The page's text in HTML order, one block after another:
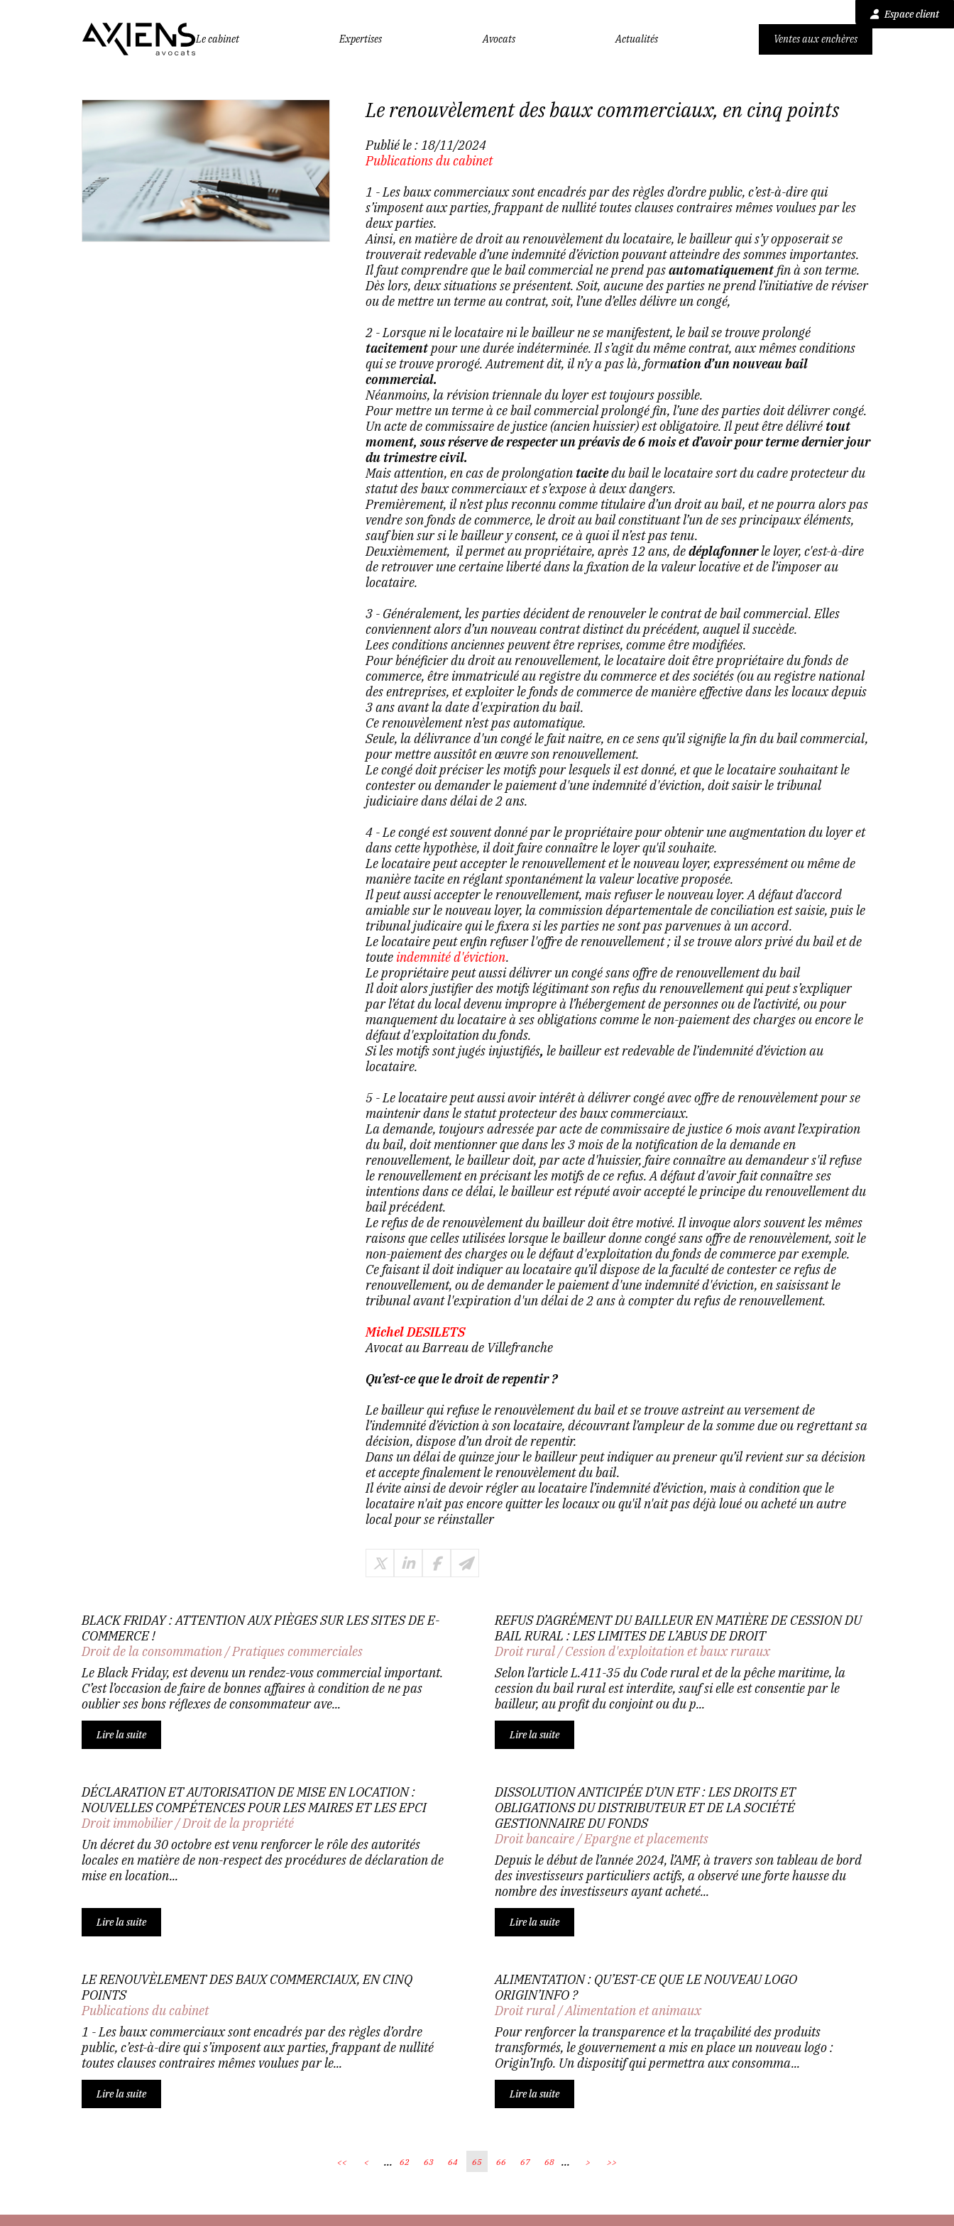
Espace client
Le cabinet
Expertises Avocats Actualités Ventes aux enchères
Le renouvèlement des baux commerciaux, en cinq points
Publié le :18/11/2024
Publications du cabinet
1 - Les baux commerciaux sont encadrés par des règles d’ordre public, c’est-à-dire qui
s’imposent aux parties, frappant de nullité toutes clauses contraires mêmes voulues par les
deux parties.
Ainsi, en matière de droit au renouvèlement du locataire, le bailleur qui s’y opposerait se
trouverait redevable d’une indemnité d’éviction pouvant atteindre des sommes importantes.
Il faut comprendre que le bail commercial ne prend pasautomatiquementfin à son terme.
Dès lors, deux situations se présentent. Soit, aucune des parties ne prend l’initiative de réviser
ou de mettre un terme au contrat, soit, l’une d’elles délivre un congé,
2 - Lorsque ni le locataire ni le bailleur ne se manifestent, le bail se trouve prolongé
tacitementpour une durée indéterminée. Il s’agit du même contrat, aux mêmes conditions
qui se trouve prorogé. Autrement dit, il n’y a pas là, formation d’un nouveau bail
commercial.
Néanmoins, la révision triennale du loyer est toujours possible.
Pour mettre un terme à ce bail commercial prolongé fin, l’une des parties doit délivrer congé.
Un acte de commissaire de justice (ancien huissier) est obligatoire. Il peut être délivré tout
moment, sous réserve de respecter un préavis de 6 mois et d’avoir pour terme dernier jour
du trimestre civil.
Mais attention, en cas de prolongationtacitedu bail le locataire sort du cadre protecteur du
statut des baux commerciaux et s’expose à deux dangers.
Premièrement, il n’est plus reconnu comme titulaire d’un droit au bail, et ne pourra alors pas
vendre son fonds de commerce, le droit au bail constituant l’un de ses principaux éléments,
sauf bien sur si le bailleur y consent, ce à quoi il n’est pas tenu.
Deuxièmement, il permet au propriétaire, après 12 ans, dedéplafonnerle loyer, c'est-à-dire
de retrouver une certaine liberté dans la fixation de la valeur locative et de l’imposer au
locataire.
3 - Généralement, les parties décident de renouveler le contrat de bail commercial. Elles
conviennent alors d’unnouveau contrat distinct du précédent, auquel il succède.
Lees conditions anciennes peuvent être reprises, comme être modifiées.
Pour bénéficier du droit au renouvellement, le locataire doit être propriétaire du fonds de
commerce, être immatriculé au registre du commerce et des sociétés (ou au registre national
des entreprises, et exploiter le fonds de commerce de manière effective dans les locaux depuis
3 ans avant la date d'expiration du bail.
Ce renouvèlement n’est pas automatique.
Seule, la délivrance d'un congé le fait naitre, en ce sens qu’il signifie la fin du bail commercial,
pour mettre aussitôt en œuvre son renouvellement.
Le congé doit préciser les motifs pour lesquels il est donné, et que le locataire souhaitant le
contester ou demander le paiement d'une indemnité d'éviction, doit saisir le tribunal
judiciaire dans délai de 2 ans.
4 - Le congé est souvent donné par le propriétaire pour obtenir une augmentation du loyer et
dans cette hypothèse, il doit faire connaître le loyer qu'il souhaite.
Le locataire peut accepter le renouvellement et le nouveau loyer, expressément ou même de
manière tacite en réglant spontanément la valeur locative proposée.
Il peut aussi accepter le renouvellement, mais refuser le nouveau loyer. A défaut d’accord
amiable sur le nouveau loyer, la commission départementale de conciliation est saisie, puis le
tribunal judicaire qui le fixera si les parties ne sont pas parvenues à un accord.
Le locataire peut enfin refuser l'offre de renouvellement ; il se trouve alors privé du bail et de
toute indemnité d'éviction.
Le propriétaire peut aussi délivrer un congé sans offre de renouvellement du bail
Il doit alors justifier des motifs légitimant son refus du renouvellement qui peut s’expliquer
par l’état du local devenu impropre à l’hébergement de personnes ou de l’activité, ou pour
manquement du locataire à ses obligations comme le non-paiement des charges ou encore le
défaut d'exploitation du fonds.
Si les motifs sont jugés injustifiés, le bailleur est redevable de l’indemnité d’éviction au
locataire.
5 - Le locataire peut aussi avoir intérêt à délivrer congé avec offre de renouvèlement pour se
maintenir dans le statut protecteur des baux commerciaux.
La demande, toujours adressée par acte de commissaire de justice 6 mois avant l’expiration
du bail, doit mentionner que dans les 3 mois de la notification de la demande en
renouvellement, le bailleur doit, par acte d'huissier, faire connaître au demandeur s'il refuse
le renouvellement en précisant les motifs de ce refus. A défaut d'avoir fait connaître ses
intentions dans ce délai, le bailleur est réputé avoir accepté le principe du renouvellement du
bail précédent.
Le refus de de renouvèlement du bailleur doit être motivé. Il invoque alors souvent les mêmes
raisons que celles utilisées lorsque le bailleur donne congé sans offre de renouvèlement, soit le
non-paiement des charges ou le défaut d'exploitation du fonds de commerce par exemple.
Ce faisant il doit indiquer au locataire qu’il dispose de la faculté de contester ce refus de
renouvellement, ou de demander le paiement d'une indemnité d'éviction, en saisissant le
tribunal avant l'expiration d'un délai de 2 ans à compter du refus de renouvellement.
Michel DESILETS
Avocat au Barreau de Villefranche
Qu’est-ce que le droit de repentir ?
Le bailleur qui refuse le renouvèlement du bail et se trouve astreint au versement de
l’indemnité d’éviction à son locataire, découvrant l’ampleur de la somme due ou regrettant sa
décision, dispose d’un droit de repentir.
Dans un délai de quinze jour le bailleur peut indiquer au preneur qu’il revient sur sa décision
et accepte finalement le renouvèlement du bail.
Il évite ainsi de devoir régler au locataire l’indemnité d’éviction, mais à condition que le
locataire n'ait pas encore quitter les locaux ou qu'il n'ait pas déjà loué ou acheté un autre
local pour se réinstaller
BLACK FRIDAY : ATTENTION AUX PIÈGES SUR LES SITES DE E-
COMMERCE !
Droit de la consommation/Pratiques commerciales
Le Black Friday, est devenu un rendez-vous commercial important.
C’est l’occasion de faire de bonnes affaires à condition de ne pas
oublier ses bons réflexes de consommateur ave...
Lire la suite
REFUS D’AGRÉMENT DU BAILLEUR EN MATIÈRE DE CESSION DU
BAIL RURAL : LES LIMITES DE L’ABUS DE DROIT
Droit rural/Cession d'exploitation et baux ruraux
Selon l’article L.411-35 du Code rural et de la pêche maritime, la
cession du bail rural est interdite, sauf si elle est consentie par le
bailleur, au profit du conjoint ou du p...
Lire la suite
DÉCLARATION ET AUTORISATION DE MISE EN LOCATION :
NOUVELLES COMPÉTENCES POUR LES MAIRES ET LES EPCI
Droit immobilier/Droit de la propriété
Un décret du 30 octobre est venu renforcer le rôle des autorités
locales en matière de non-respect des procédures de déclaration de
mise en location...
Lire la suite
DISSOLUTION ANTICIPÉE D’UN ETF : LES DROITS ET
OBLIGATIONS DU DISTRIBUTEUR ET DE LA SOCIÉTÉ
GESTIONNAIRE DU FONDS
Droit bancaire/Epargne et placements
Depuis le début de l’année 2024, l’AMF, à travers son tableau de bord
des investisseurs particuliers actifs, a observé une forte hausse du
nombre des investisseurs ayant acheté...
Lire la suite
LE RENOUVÈLEMENT DES BAUX COMMERCIAUX, EN CINQ
POINTS
Publications du cabinet
1 - Les baux commerciaux sont encadrés par des règles d’ordre
public, c’est-à-dire qui s’imposent aux parties, frappant de nullité
toutes clauses contraires mêmes voulues par le...
Lire la suite
ALIMENTATION : QU’EST-CE QUE LE NOUVEAU LOGO
ORIGIN’INFO ?
Droit rural/Alimentation et animaux
Pour renforcer la transparence et la traçabilité des produits
transformés, le gouvernement a mis en place un nouveau logo :
Origin’Info. Un dispositif qui permettra aux consomma...
Lire la suite
<< < ... 62 63 64 65 66 67 68 ... > >>